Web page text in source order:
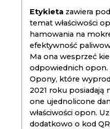
Etykieta zawiera
temat właściwości
hamowania na
efektywność
Ma ona wesprzeć
odpowiednich opon.
Opony, które
2021 roku posiadają
one ujednolicone
właściwości opon.
dodatkowo o kod